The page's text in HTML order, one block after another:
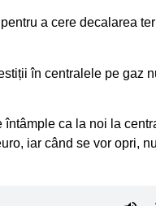
a cere decalarea
în centralele pe gaz
întâmple ca la noi la
iar când se vor opri,